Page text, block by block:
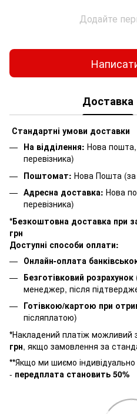
Додайте
Доставка
Стандартні умови доставки
На відділення: Нова
перевізника)
Поштомат: Нова Пошта (за
Адресна доставка: Нова
перевізника)
*Безкоштовна доставка при
грн
Доступні способи оплати:
Онлайн-оплата
Безготівковий розрахунок
менеджер, після
Готівкою/картою при
післяплатою)
*Накладений платіж можливий
грн, якщо замовлення за
**Якщо ми шиємо
- передплата становить 50%